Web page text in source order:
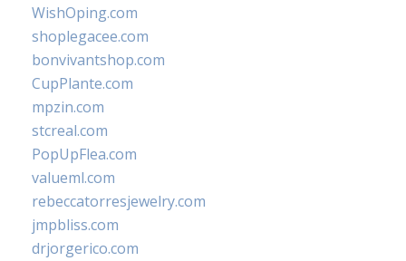
WishOping.com
shoplegacee.com
bonvivantshop.com
CupPlante.com
mpzin.com
stcreal.com
PopUpFlea.com
valueml.com
rebeccatorresjewelry.com
jmpbliss.com
drjorgerico.com